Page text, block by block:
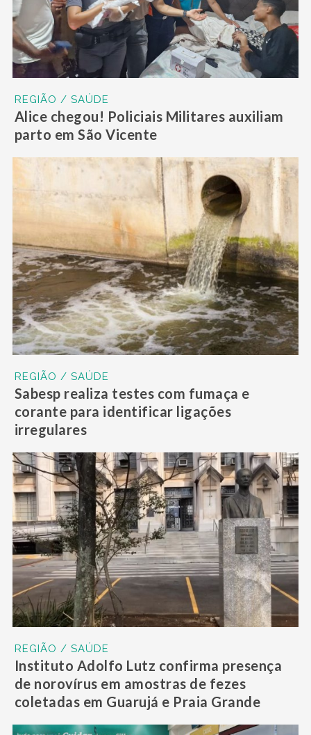
REGIÃO / SAÚDE
Alice chegou! Policiais Militares auxiliam
parto em São Vicente
REGIÃO / SAÚDE
Sabesp realiza testes com fumaça e
corante para identificar ligações
irregulares
REGIÃO / SAÚDE
Instituto Adolfo Lutz confirma presença
de norovírus em amostras de fezes
coletadas em Guarujá e Praia Grande